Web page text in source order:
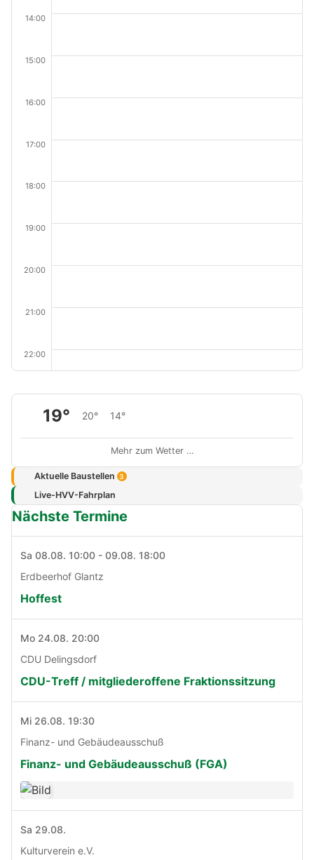
14:00
15:00
16:00
17:00
18:00
19:00
20:00
21:00
22:00
19° 20° 14°
Mehr zum Wetter …
Aktuelle Baustellen 3
Live-HVV-Fahrplan
Nächste Termine
Sa 08.08. 10:00 - 09.08. 18:00
Erdbeerhof Glantz
Hoffest
Mo 24.08. 20:00
CDU Delingsdorf
CDU-Treff / mitgliederoffene Fraktionssitzung
Mi 26.08. 19:30
Finanz- und Gebäudeausschuß
Finanz- und Gebäudeausschuß (FGA)
Sa 29.08.
Kulturverein e.V.